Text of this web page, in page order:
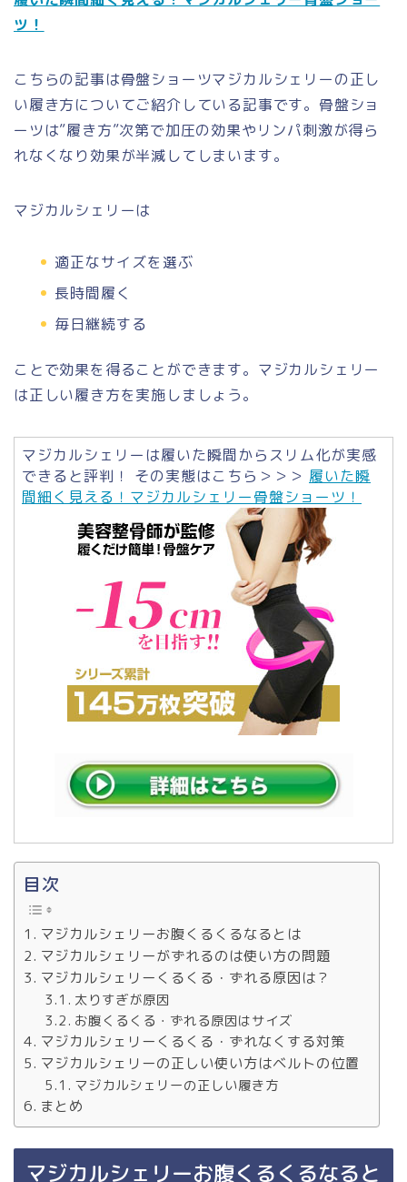
ツ！
こちらの記事は骨盤ショーツマジカルシェリーの正し
い履き方についてご紹介している記事です。骨盤ショ
ーツは”履き方”次第で加圧の効果やリンパ刺激が得ら
れなくなり効果が半減してしまいます。
マジカルシェリーは
適正なサイズを選ぶ
長時間履く
毎日継続する
ことで効果を得ることができます。マジカルシェリー
は正しい履き方を実施しましょう。
マジカルシェリーは履いた瞬間からスリム化が実感
できると評判！ その実態はこちら＞＞＞ 履いた瞬
間細く見える！マジカルシェリー骨盤ショーツ！
目次
マジカルシェリーお腹くるくるなるとは
マジカルシェリーがずれるのは使い方の問題
マジカルシェリーくるくる・ずれる原因は？
太りすぎが原因
お腹くるくる・ずれる原因はサイズ
マジカルシェリーくるくる・ずれなくする対策
マジカルシェリーの正しい使い方はベルトの位置
マジカルシェリーの正しい履き方
まとめ
マジカルシェリーお腹くるくるなると